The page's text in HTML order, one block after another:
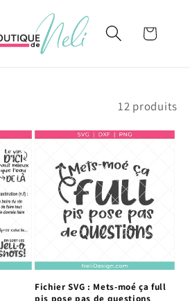
Panier
12 produits
Fichier SVG : Mets-moé ça full
pis pose pas de questions